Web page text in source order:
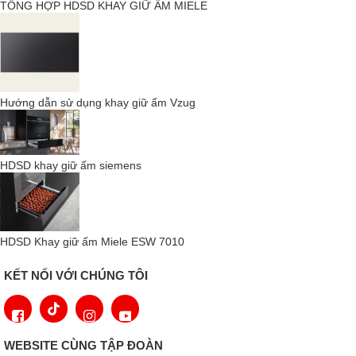
Trải Nghiệm Giác Quan Đáng Nhớ – Sự
Hoàn Hảo Từng Chi Tiết
TỔNG HỢP HDSD KHAY GIỮ ẤM MIELE
Hướng dẫn sử dụng khay giữ ấm Vzug
HDSD khay giữ ấm siemens
HDSD Khay giữ ấm Miele ESW 7010
KẾT NỐI VỚI CHÚNG TÔI
WEBSITE CÙNG TẬP ĐOÀN